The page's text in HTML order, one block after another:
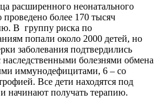
расширенного неонатального
более 170 тысяч
В группу риска по
попали около 2000 детей, но
заболевания подтвердились
болезнями обмена
иммунодефицитами, 6 – со
Все дети находятся под
начинают получать терапию.